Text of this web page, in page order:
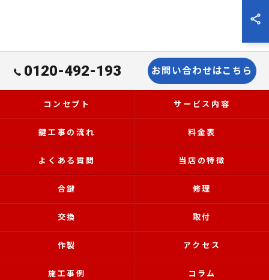
0120-492-193 お問い合わせはこちら
コンセプト サービス内容
鍵工事の流れ 料金表
よくある質問 当店の特徴
合鍵 修理
交換 取付
作製 アクセス
施工事例 コラム